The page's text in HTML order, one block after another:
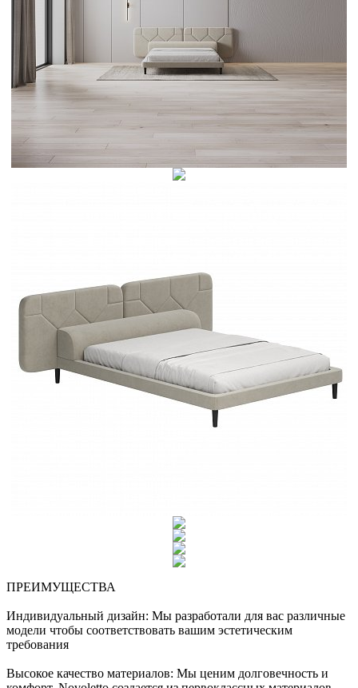
ПРЕИМУЩЕСТВА
Индивидуальный дизайн: Мы разработали для вас различные
модели чтобы соответствовать вашим эстетическим
требования
Высокое качество материалов: Мы ценим долговечность и